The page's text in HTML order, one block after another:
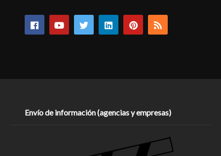
Envío de información (agencias y empresas)